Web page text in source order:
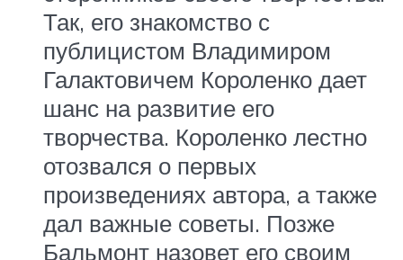
Так, его знакомство с
публицистом Владимиром
Галактовичем Короленко дает
шанс на развитие его
творчества. Короленко лестно
отозвался о первых
произведениях автора, а также
дал важные советы. Позже
Бальмонт назовет его своим